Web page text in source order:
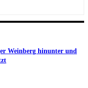
Weinberg hinunter und